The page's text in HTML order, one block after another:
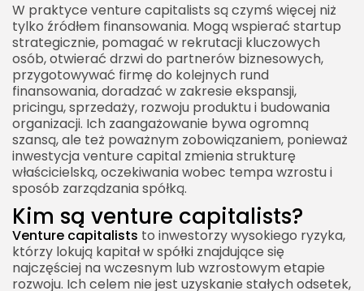
W praktyce venture capitalists są czymś więcej niż
tylko źródłem finansowania. Mogą wspierać startup
strategicznie, pomagać w rekrutacji kluczowych
osób, otwierać drzwi do partnerów biznesowych,
przygotowywać firmę do kolejnych rund
finansowania, doradzać w zakresie ekspansji,
pricingu, sprzedaży, rozwoju produktu i budowania
organizacji. Ich zaangażowanie bywa ogromną
szansą, ale też poważnym zobowiązaniem, ponieważ
inwestycja venture capital zmienia strukturę
właścicielską, oczekiwania wobec tempa wzrostu i
sposób zarządzania spółką.
Kim są venture capitalists?
Venture capitalists to inwestorzy wysokiego ryzyka,
którzy lokują kapitał w spółki znajdujące się
najczęściej na wczesnym lub wzrostowym etapie
rozwoju. Ich celem nie jest uzyskanie stałych odsetek,
Wsparcie strategiczne
Zalety finansowania przez venture capitalists
Kapitał bez konieczności natychmiastowej
spłaty
Dostęp do sieci kontaktów
Wsparcie w kolejnych rundach
Wady i ryzyka współpracy z venture capitalists
Rozwodnienie udziałów
Presja na szybki wzrost
Możliwe konflikty strategiczne
Trudniejsza ścieżka alternatywna